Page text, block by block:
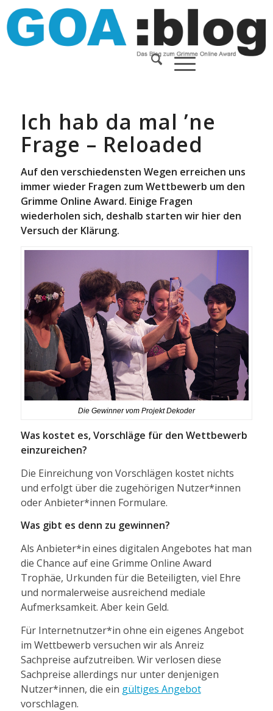
Ich hab da mal ’ne
Frage – Reloaded
Auf den verschiedensten Wegen erreichen uns
immer wieder Fragen zum Wettbewerb um den
Grimme Online Award. Einige Fragen
wiederholen sich, deshalb starten wir hier den
Versuch der Klärung.
Die Gewinner vom Projekt Dekoder
Was kostet es, Vorschläge für den Wettbewerb
einzureichen?
Die Einreichung von Vorschlägen kostet nichts
und erfolgt über die zugehörigen Nutzer*innen
oder Anbieter*innen Formulare.
Was gibt es denn zu gewinnen?
Als Anbieter*in eines digitalen Angebotes hat man
die Chance auf eine Grimme Online Award
Trophäe, Urkunden für die Beteiligten, viel Ehre
und normalerweise ausreichend mediale
Aufmerksamkeit. Aber kein Geld.
Für Internetnutzer*in ohne ein eigenes Angebot
im Wettbewerb versuchen wir als Anreiz
Sachpreise aufzutreiben. Wir verlosen diese
Sachpreise allerdings nur unter denjenigen
Nutzer*innen, die ein gültiges Angebot
vorschlagen.